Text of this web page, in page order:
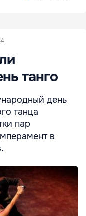
танго
день
танца
пар
в